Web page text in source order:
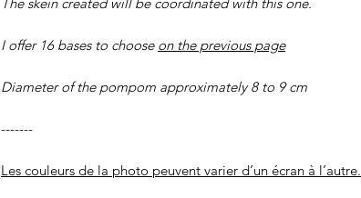
I offer 16 bases to choose on the previous page
Diameter of the pompom approximately 8 to 9 cm
-------
Les couleurs de la photo peuvent varier d’un écran à l’autre.